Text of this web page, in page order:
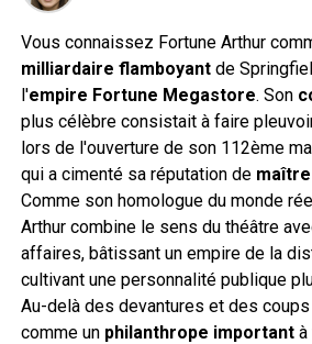
Vous connaissez Fortune Arthur
milliardaire flamboyantde
l'empire Fortune Megastore. Son
plus célèbre consistait à faire
lors de l'ouverture de son 112ème
qui a cimenté sa réputation de
Comme son homologue du monde
Arthur combine le sens du théâtre
affaires, bâtissant un empire de la
cultivant une personnalité publique
Au-delà des devantures et des
comme un philanthrope importantà